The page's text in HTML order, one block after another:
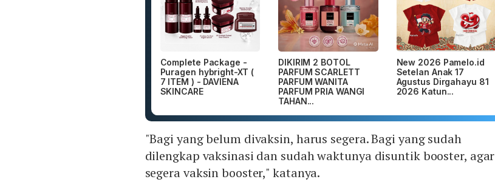
Complete Package -
Puragen hybright-XT (
7 ITEM ) - DAVIENA
SKINCARE
DIKIRIM 2 BOTOL
PARFUM SCARLETT
PARFUM WANITA
PARFUM PRIA WANGI
TAHAN...
New 2026 Pamelo.id
Setelan Anak 17
Agustus Dirgahayu 81
2026 Katun...
"Bagi yang belum divaksin, harus segera. Bagi yang sudah
dilengkap vaksinasi dan sudah waktunya disuntik booster, agar
segera vaksin booster," katanya.